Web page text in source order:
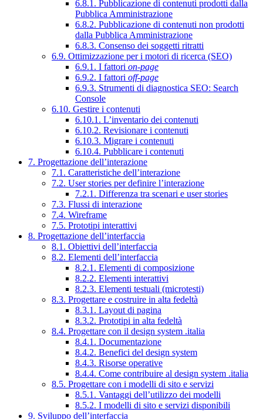
6.8.1. Pubblicazione di contenuti prodotti dalla
Pubblica Amministrazione
6.8.2. Pubblicazione di contenuti non prodotti
dalla Pubblica Amministrazione
6.8.3. Consenso dei soggetti ritratti
6.9. Ottimizzazione per i motori di ricerca (SEO)
6.9.1. I fattori on-page
6.9.2. I fattori off-page
6.9.3. Strumenti di diagnostica SEO: Search
Console
6.10. Gestire i contenuti
6.10.1. L’inventario dei contenuti
6.10.2. Revisionare i contenuti
6.10.3. Migrare i contenuti
6.10.4. Pubblicare i contenuti
7. Progettazione dell’interazione
7.1. Caratteristiche dell’interazione
7.2. User stories per definire l’interazione
7.2.1. Differenza tra scenari e user stories
7.3. Flussi di interazione
7.4. Wireframe
7.5. Prototipi interattivi
8. Progettazione dell’interfaccia
8.1. Obiettivi dell’interfaccia
8.2. Elementi dell’interfaccia
8.2.1. Elementi di composizione
8.2.2. Elementi interattivi
8.2.3. Elementi testuali (microtesti)
8.3. Progettare e costruire in alta fedeltà
8.3.1. Layout di pagina
8.3.2. Prototipi in alta fedeltà
8.4. Progettare con il design system .italia
8.4.1. Documentazione
8.4.2. Benefici del design system
8.4.3. Risorse operative
8.4.4. Come contribuire al design system .italia
8.5. Progettare con i modelli di sito e servizi
8.5.1. Vantaggi dell’utilizzo dei modelli
8.5.2. I modelli di sito e servizi disponibili
9. Sviluppo dell’interfaccia